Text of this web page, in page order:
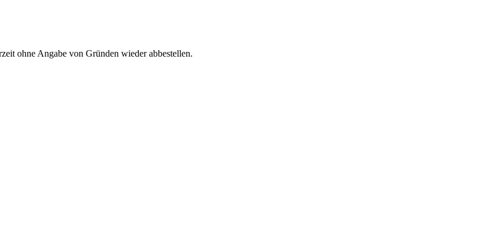
ohne Angabe von Gründen wieder abbestellen.